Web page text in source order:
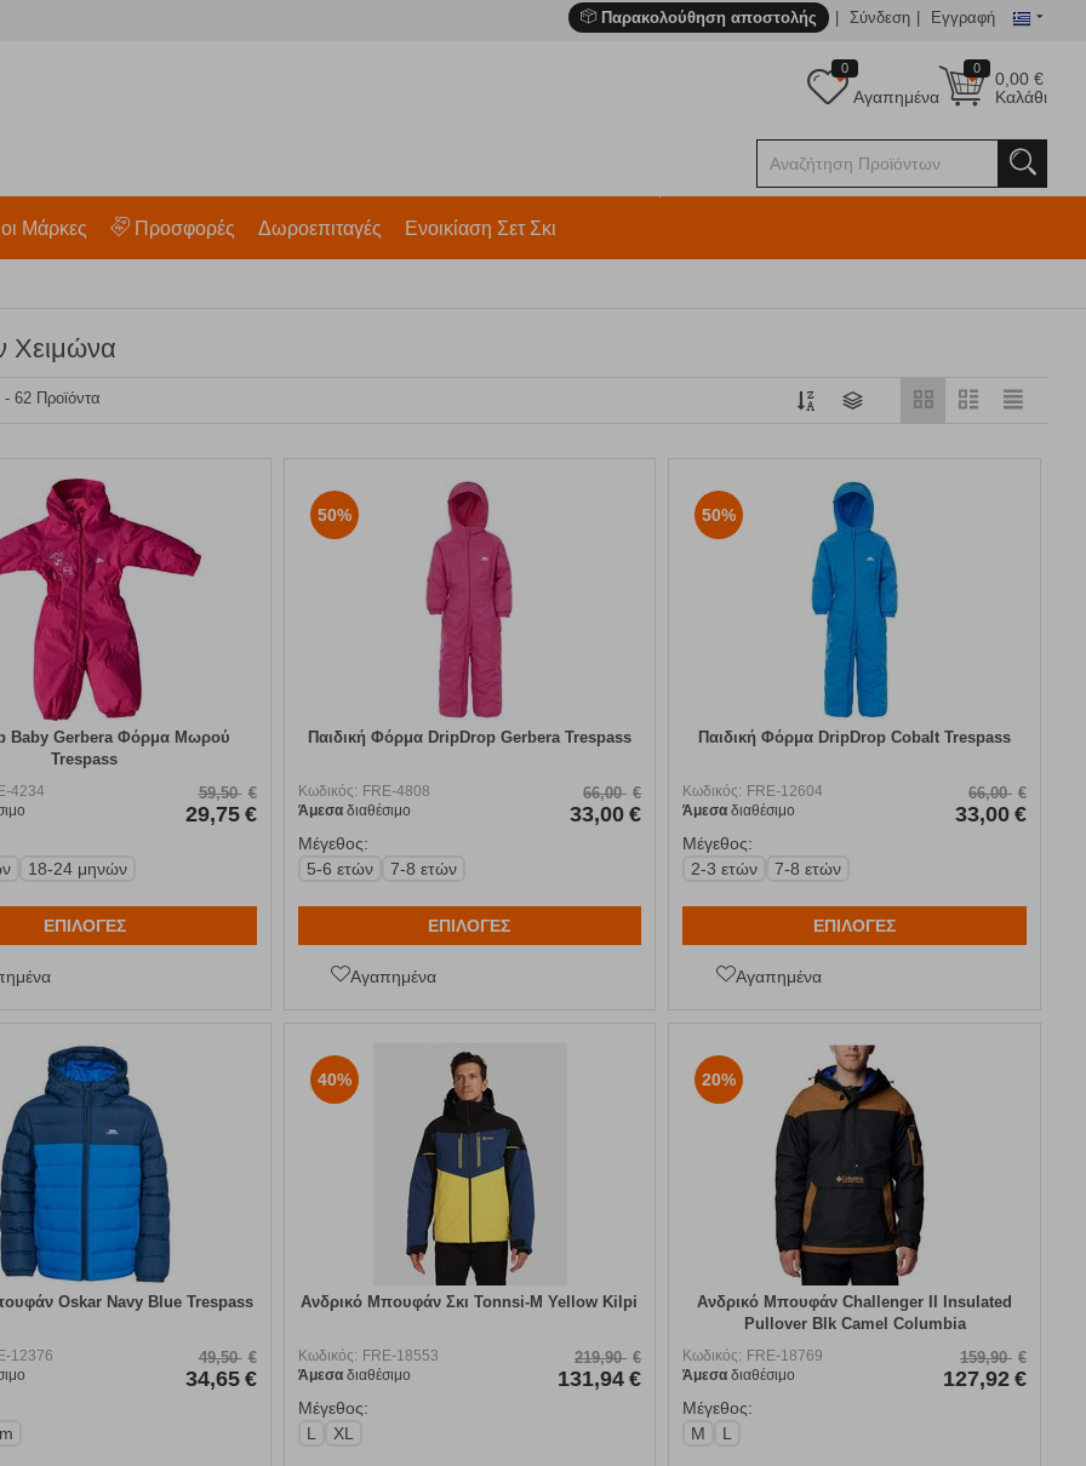
Παρακολούθηση αποστολής Σύνδεση Εγγραφή
0
0,00€
Καλάθι
0
Αγαπημένα
Μάρκες Προσφορές Δωροεπιταγές Ενοικίαση Σετ Σκι
Χειμώνα
62 Προϊόντα
Baby Gerbera Φόρμα Μωρού
Trespass
4234
59,50 €
29,75 €
18-24 μηνών
ΕΠΙΛΟΓΕΣ
50%
Παιδική Φόρμα DripDrop Gerbera Trespass
Κωδικός: FRE-4808
Άμεσαδιαθέσιμο
66,00 €
33,00 €
Μέγεθος:
5-6 ετών
7-8 ετών
ΕΠΙΛΟΓΕΣ
Αγαπημένα
50%
Παιδική Φόρμα DripDrop Cobalt Trespass
Κωδικός: FRE-12604
Άμεσα διαθέσιμο
66,00 €
33,00 €
Μέγεθος:
2-3 ετών
7-8 ετών
ΕΠΙΛΟΓΕΣ
Αγαπημένα
Oskar Navy Blue Trespass
12376
49,50 €
34,65 €
40%
Ανδρικό Μπουφάν Σκι Tonnsi-M Yellow Kilpi
Κωδικός: FRE-18553
Άμεσαδιαθέσιμο
219,90 €
131,94 €
Μέγεθος:
L
XL
20%
Ανδρικό Μπουφάν Challenger II Insulated
Pullover Blk Camel Columbia
Κωδικός: FRE-18769
Άμεσα διαθέσιμο
159,90 €
127,92 €
Μέγεθος:
M
L